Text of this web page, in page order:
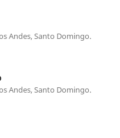
Andes, Santo Domingo.
Andes, Santo Domingo.